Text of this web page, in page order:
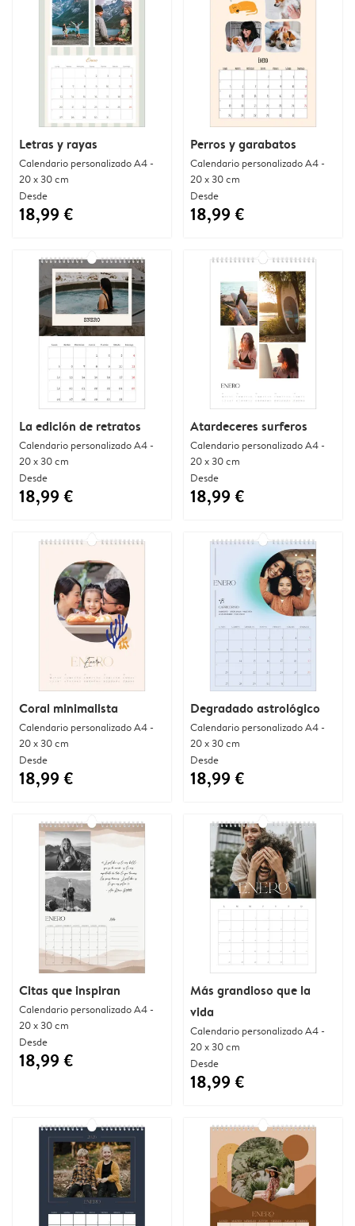
Letras y rayas
Calendario personalizado A4 -
20 x 30 cm
Desde
18,99 €
Perros y garabatos
Calendario personalizado A4 -
20 x 30 cm
Desde
18,99 €
La edición de retratos
Calendario personalizado A4 -
20 x 30 cm
Desde
18,99 €
Atardeceres surferos
Calendario personalizado A4 -
20 x 30 cm
Desde
18,99 €
Coral minimalista
Calendario personalizado A4 -
20 x 30 cm
Desde
18,99 €
Degradado astrológico
Calendario personalizado A4 -
20 x 30 cm
Desde
18,99 €
Citas que inspiran
Calendario personalizado A4 -
20 x 30 cm
Desde
18,99 €
Más grandioso que la
vida
Calendario personalizado A4 -
20 x 30 cm
Desde
18,99 €